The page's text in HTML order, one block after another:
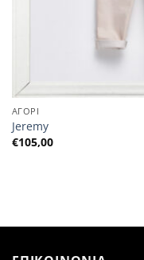
ΑΓΟΡΙ
Jeremy
€105,00